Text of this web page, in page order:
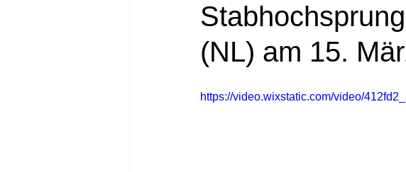
(NL) am 15.
https://video.wixstatic.com/video/